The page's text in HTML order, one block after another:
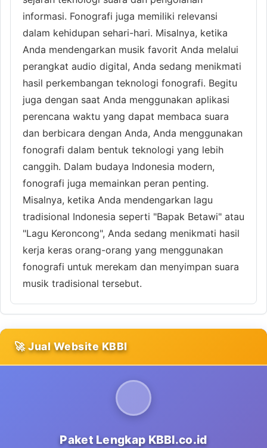
informasi. Fonografi juga memiliki relevansi
dalam kehidupan sehari-hari. Misalnya, ketika
Anda mendengarkan musik favorit Anda melalui
perangkat audio digital, Anda sedang menikmati
hasil perkembangan teknologi fonografi. Begitu
juga dengan saat Anda menggunakan aplikasi
perencana waktu yang dapat membaca suara
dan berbicara dengan Anda, Anda menggunakan
fonografi dalam bentuk teknologi yang lebih
canggih. Dalam budaya Indonesia modern,
fonografi juga memainkan peran penting.
Misalnya, ketika Anda mendengarkan lagu
tradisional Indonesia seperti "Bapak Betawi" atau
"Lagu Keroncong", Anda sedang menikmati hasil
kerja keras orang-orang yang menggunakan
fonografi untuk merekam dan menyimpan suara
musik tradisional tersebut.
🚀 Jual Website KBBI
Paket Lengkap KBBI.co.id